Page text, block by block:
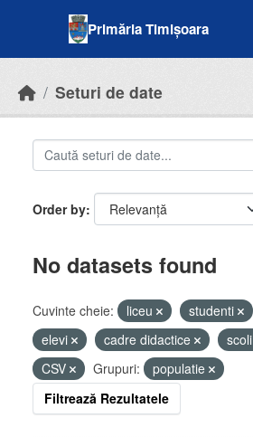
Primăria Timișoara
Seturi de date
Order by
No datasets found
Cuvinte cheie: liceu studenti
elevi
cadre didactice scoli
CSV
Grupuri:
populatie
Filtrează Rezultatele